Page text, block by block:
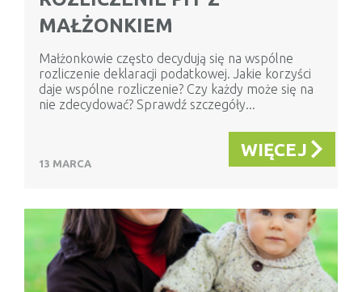
MAŁŻONKIEM
Małżonkowie często decydują się na wspólne
rozliczenie deklaracji podatkowej. Jakie korzyści
daje wspólne rozliczenie? Czy każdy może się na
nie zdecydować? Sprawdź szczegóły...
13 MARCA
WIĘCEJ